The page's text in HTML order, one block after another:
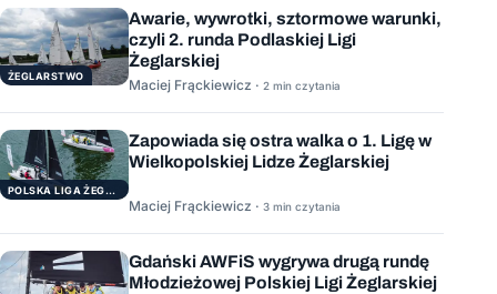
ŻEGLARSTWO
Awarie, wywrotki, sztormowe warunki,
czyli 2. runda Podlaskiej Ligi
Żeglarskiej
Maciej Frąckiewicz · 2 min czytania
POLSKA LIGA ŻEGLARSKA
Zapowiada się ostra walka o 1. Ligę w
Wielkopolskiej Lidze Żeglarskiej
Maciej Frąckiewicz · 3 min czytania
Gdański AWFiS wygrywa drugą rundę
Młodzieżowej Polskiej Ligi Żeglarskiej